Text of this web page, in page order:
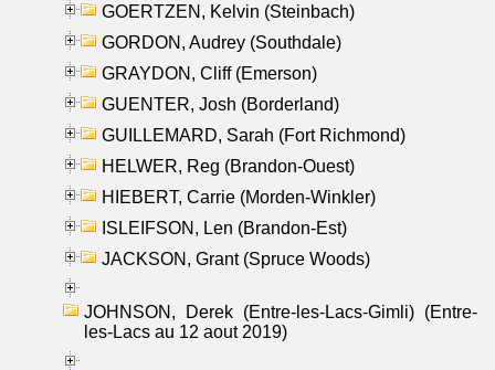
GOERTZEN, Kelvin (Steinbach)
GORDON, Audrey (Southdale)
GRAYDON, Cliff (Emerson)
GUENTER, Josh (Borderland)
GUILLEMARD, Sarah (Fort Richmond)
HELWER, Reg (Brandon-Ouest)
HIEBERT, Carrie (Morden-Winkler)
ISLEIFSON, Len (Brandon-Est)
JACKSON, Grant (Spruce Woods)
JOHNSON, Derek (Entre-les-Lacs-Gimli) (Entre-
les-Lacs au 12 aout 2019)